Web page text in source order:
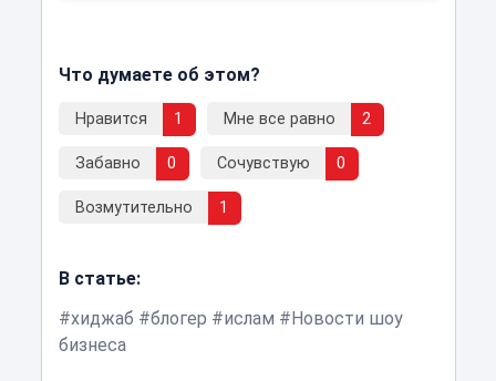
Что думаете об этом?
Нравится 1 Мне все равно 2
Забавно 0 Сочувствую 0
Возмутительно 1
В статье:
хиджаб
блогер ислам
Новости шоу
бизнеса